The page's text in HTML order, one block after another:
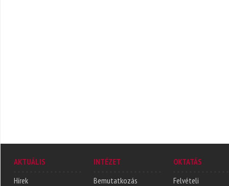
AKTUÁLIS
Hírek
INTÉZET
Bemutatkozás
OKTATÁS
Felvételi